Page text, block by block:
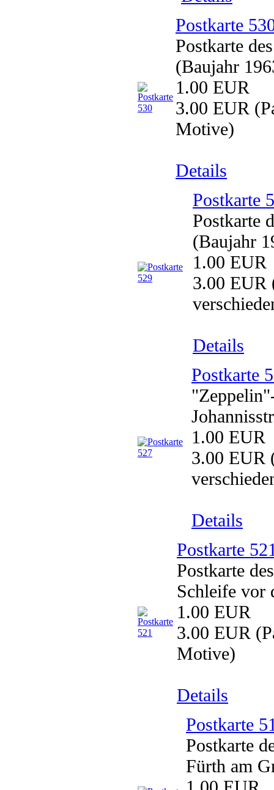
Postkarte
Postkarte
(Baujahr
1.00 EUR
3.00 EUR
Motive)
Details
Postkarte
Postkarte
(Baujahr
1.00 EUR
3.00 EUR
Details
Postkarte
1.00 EUR
3.00 EUR
Details
Postkarte
Postkarte
Schleife vor
1.00 EUR
3.00 EUR
Motive)
Details
Postkarte
Postkarte
Fürth am